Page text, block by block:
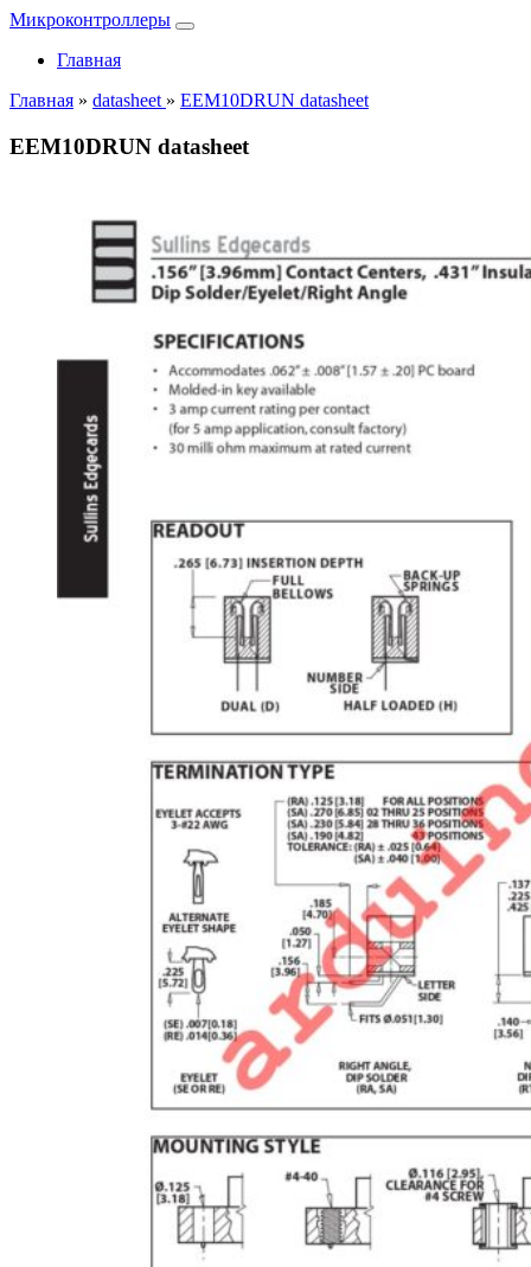
Микроконтроллеры
Главная
Главная » datasheet » EEM10DRUN datasheet
EEM10DRUN datasheet